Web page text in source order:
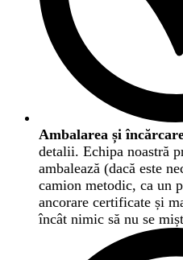
Ambalarea și
detalii. Echipa noastră
ambalează (dacă este
camion metodic, ca un
ancorare certificate și
încât nimic să nu se